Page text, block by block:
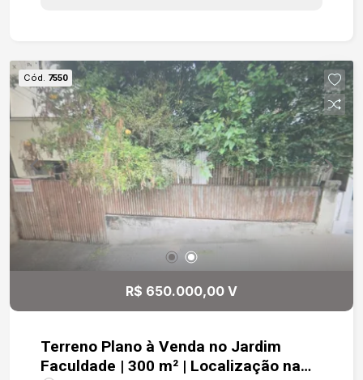
Externo : Todo em piso cimentado. Garagem para
2 carros descoberta. Acessórios do Condomínio:
Interfone, Portão Eletrônico e Portão Automático.
Cód. 7550
R$ 650.000,00 V
Terreno Plano à Venda no Jardim
Faculdade | 300 m² | Localização na